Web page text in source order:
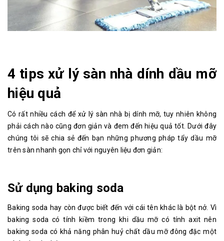
4 tips xử lý sàn nhà dính dầu mỡ
hiệu quả
Có rất nhiều cách để xử lý sàn nhà bị dính mỡ, tuy nhiên không
phải cách nào cũng đơn giản và đem đến hiệu quả tốt. Dưới đây
chúng tôi sẽ chia sẻ đến bạn những phương pháp tẩy dầu mỡ
trên sàn nhanh gọn chỉ với nguyên liệu đơn giản:
Sử dụng baking soda
Baking soda hay còn được biết đến với cái tên khác là bột nở. Vì
baking soda có tính kiềm trong khi dầu mỡ có tính axit nên
baking soda có khả năng phân huỷ chất dầu mỡ đông đặc một